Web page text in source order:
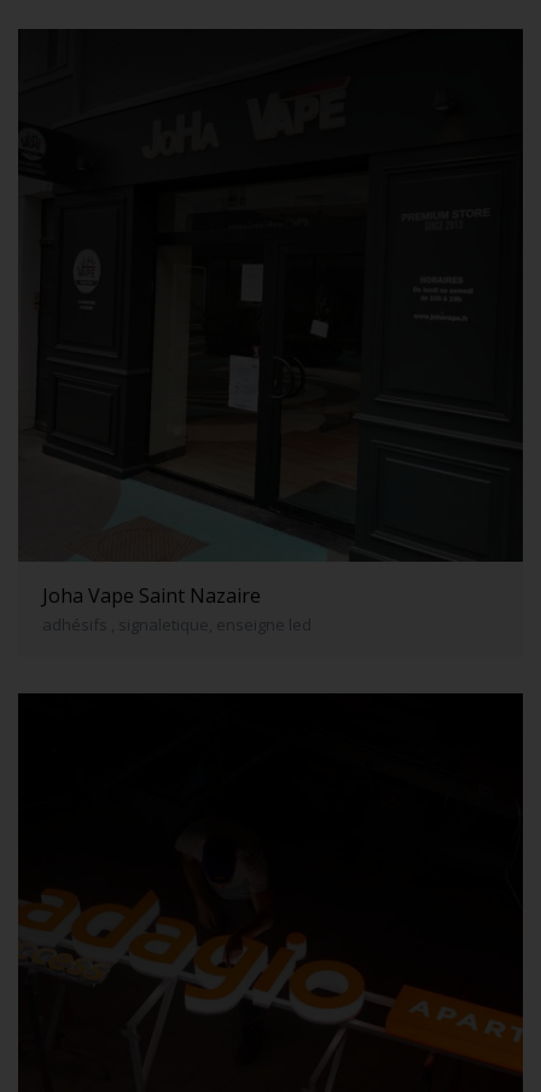
Joha Vape Saint Nazaire
adhésifs , signaletique, enseigne led